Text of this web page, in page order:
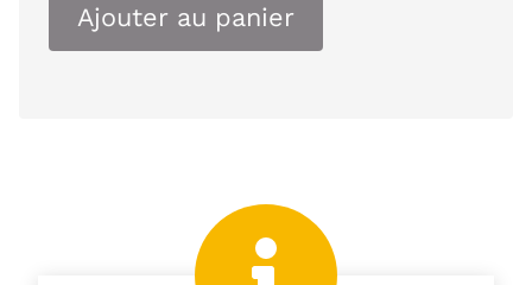
Ajouter au panier